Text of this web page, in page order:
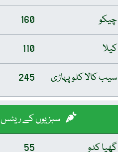
چیکو
160
کیلا
110
سیب کالا کلو پہاڑی
245
سبزیوں کے ریٹس
گھیا کدو
55